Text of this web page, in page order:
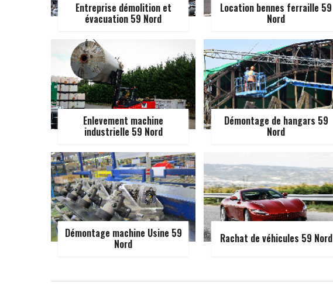
Entreprise démolition et
évacuation 59 Nord
Location bennes ferraille 59
Nord
Enlevement machine
industrielle 59 Nord
Démontage de hangars 59
Nord
Démontage machine Usine 59
Nord Rachat de véhicules 59 Nord